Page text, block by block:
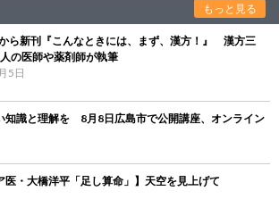
もっと見る
ら新刊『こんなときには、まず、漢方！』 漢方三
の医師や薬剤師が執筆
5日
知識と理解を 8月8日広島市で公開講座、オンライン
医・大橋洋平「足し算命」】天空を見上げて